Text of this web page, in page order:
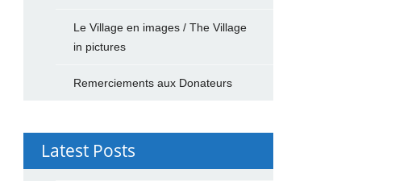
Le Village en images / The Village
in pictures
Remerciements aux Donateurs
Latest Posts